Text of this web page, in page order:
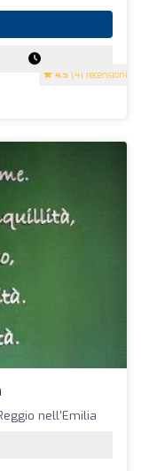
4.5 (41 recensioni)
nell'Emilia